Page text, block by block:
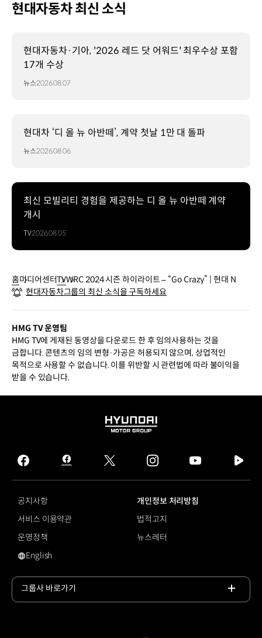
현대자동차 최신 소식
현대자동차·기아, '2026 레드 닷 어워드' 최우수상 포함
17개 수상
뉴스2026.08.07
현대차 ‘디 올 뉴 아반떼’, 계약 첫날 1만 대 돌파
뉴스2026.08.06
최신 모빌리티 경험을 제공하는 디 올 뉴 아반떼 계약
개시
TV2026.08.05
홈미디어센터TVWRC 2024 시즌 하이라이트 – “Go Crazy” | 현대 N
현대자동차그룹의 최신 소식을 구독하세요
HMG TV 운영팀
HMG TV에 게재된 동영상을 다운로드 한 후 임의사용하는 것을
금합니다. 콘텐츠의 임의 변형·가공은 허용되지 않으며, 상업적인
목적으로 사용할 수 없습니다. 이를 위반할 시 관련법에 따라 불이익을
받을 수 있습니다.
HYUNDAI
GROUP
facebook
hmg
journal
twitter instagram
tv
공지사항
개인정보 처리방침
서비스 이용약관
법적고지
운영정책
뉴스레터
영문 사이트로 이동
English
그룹사 바로가기